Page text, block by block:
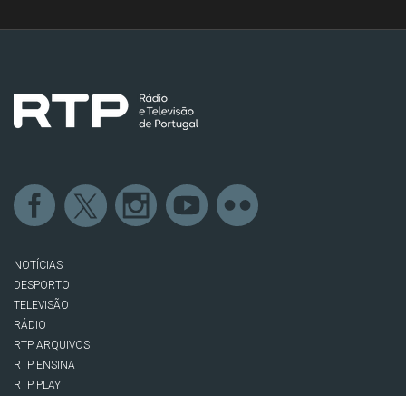
NOTÍCIAS
DESPORTO
TELEVISÃO
RÁDIO
RTP ARQUIVOS
RTP ENSINA
RTP PLAY